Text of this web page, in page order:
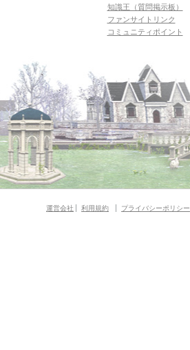
知識王（質問掲示板）
ファンサイトリンク
コミュニティポイント
運営会社 利用規約 プライバシーポリシー